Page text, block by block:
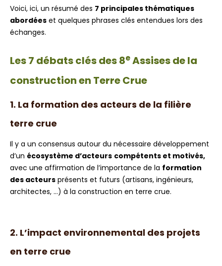
Voici, ici, un résumé des 7 principales thématiques
abordées et quelques phrases clés entendues lors des
échanges.
Les 7 débats clés des 8eAssises de la
construction en Terre Crue
1. La formation des acteurs de la filière
terre crue
Il y a un consensus autour du nécessaire développement
d’un écosystème d’acteurs compétents et motivés,
avec une affirmation de l’importance de la formation
des acteurs présents et futurs (artisans, ingénieurs,
architectes, …) à la construction en terre crue.
2. L’impact environnemental des projets
en terre crue